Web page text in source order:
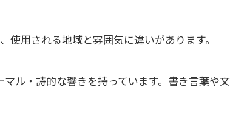
使用される地域と雰囲気に違いがあります。
ル・詩的な響きを持っています。書き言葉や文